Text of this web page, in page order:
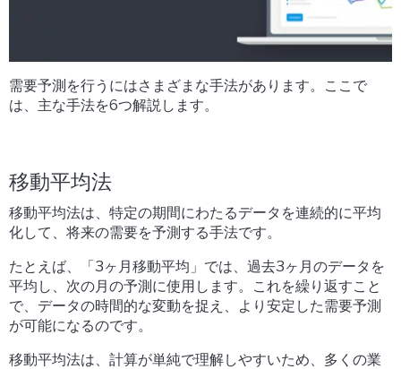
需要予測を行うにはさまざまな手法があります。ここで
は、主な手法を6つ解説します。
移動平均法
移動平均法は、特定の期間にわたるデータを連続的に平均
化して、将来の需要を予測する手法です。
たとえば、「3ヶ月移動平均」では、過去3ヶ月のデータを
平均し、次の月の予測に使用します。これを繰り返すこと
で、データの時間的な変動を捉え、より安定した需要予測
が可能になるのです。
移動平均法は、計算が単純で理解しやすいため、多くの業